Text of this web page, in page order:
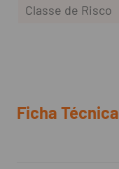
Classe de Risco
Ficha Técnica